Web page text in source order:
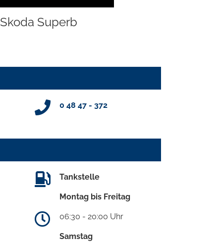
Skoda Superb
0 48 47 - 372
Tankstelle
Montag bis Freitag
06:30 - 20:00 Uhr
Samstag